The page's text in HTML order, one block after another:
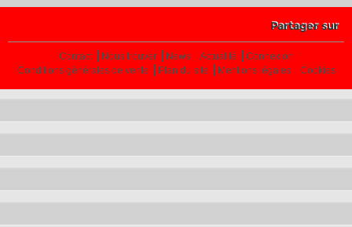
Partager sur
Contact Nous trouver News Actualité
Connexion
Conditions générales de vente
Plan du site Mentions légales Cookies